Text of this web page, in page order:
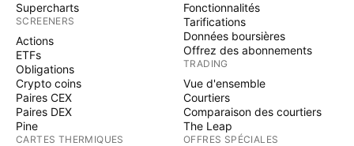
Supercharts
SCREENERS
Actions
ETFs
Obligations
Crypto coins
Paires CEX
Paires DEX
Pine
CARTES THERMIQUES
Fonctionnalités
Tarifications
Données boursières
Offrez des abonnements
TRADING
Vue d'ensemble
Courtiers
Comparaison des courtiers
The Leap
OFFRES SPÉCIALES